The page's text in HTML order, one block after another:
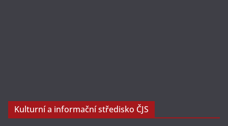
Kulturní a informační středisko ČJS